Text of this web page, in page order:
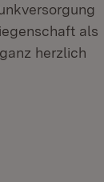
als
herzlich